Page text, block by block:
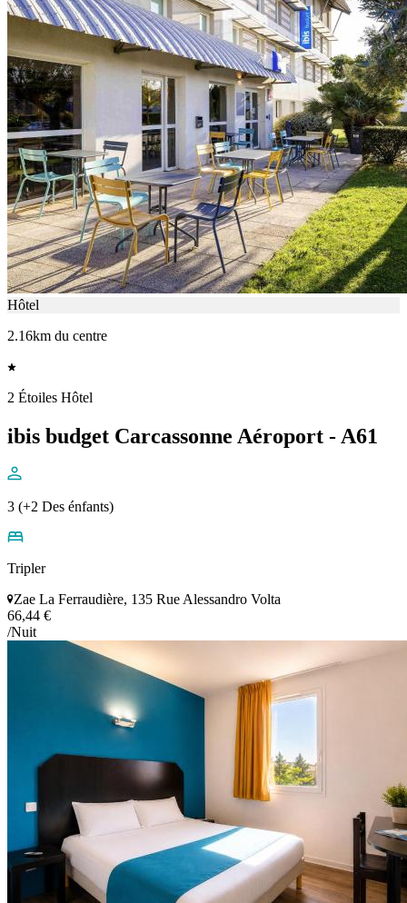
Hôtel
2.16km du centre
2 Étoiles Hôtel
ibis budget Carcassonne Aéroport - A61
3 (+2 Des énfants)
Tripler
Zae La Ferraudière, 135 Rue Alessandro Volta
66,44 €
/Nuit